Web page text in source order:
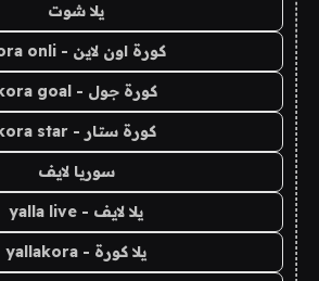
يلا شوت
كورة اون لاين - kora onli
كورة جول - kora goal
كورة ستار - kora star
سوريا لايف
يلا لايف - yalla live
يلا كورة - yallakora